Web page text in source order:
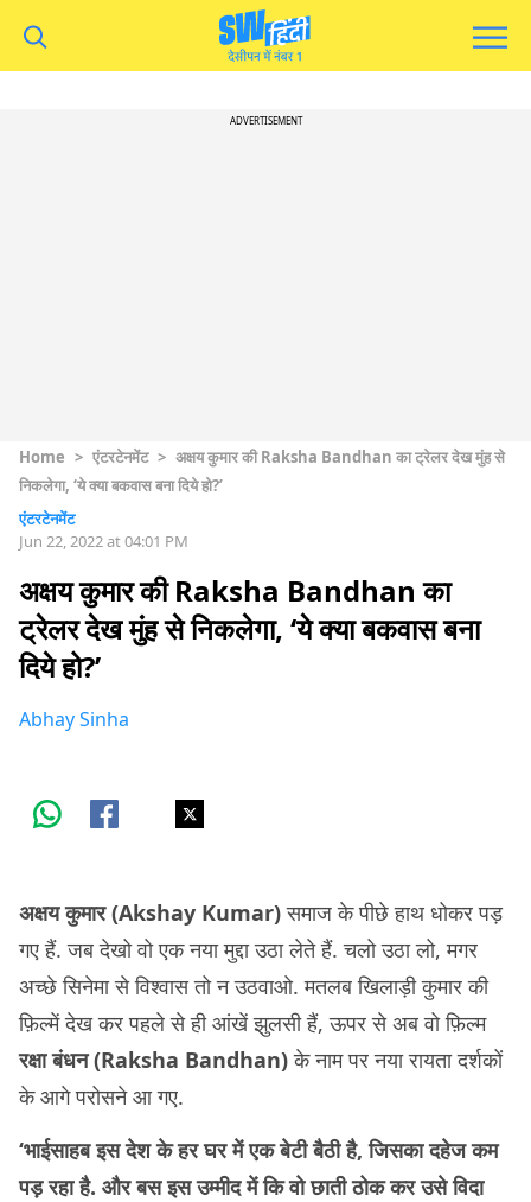
ADVERTISEMENT
Home > एंटरटेनमेंट > अक्षय कुमार की Raksha Bandhan का ट्रेलर देख मुंह से
निकलेगा, ‘ये क्या बकवास बना दिये हो?’
एंटरटेनमेंट
Jun 22, 2022 at 04:01 PM
अक्षय कुमार की Raksha Bandhan का
ट्रेलर देख मुंह से निकलेगा, ‘ये क्या बकवास बना
दिये हो?’
Abhay Sinha
अक्षय कुमार (Akshay Kumar)समाज के पीछे हाथ धोकर पड़
गए हैं. जब देखो वो एक नया मुद्दा उठा लेते हैं. चलो उठा लो, मगर
अच्छे सिनेमा से विश्वास तो न उठवाओ. मतलब खिलाड़ी कुमार की
फ़िल्में देख कर पहले से ही आंखें झुलसी हैं, ऊपर से अब वो फ़िल्म
रक्षा बंधन (Raksha Bandhan)के नाम पर नया रायता दर्शकों
के आगे परोसने आ गए.
‘भाईसाहब इस देश के हर घर में एक बेटी बैठी है, जिसका दहेज कम
पड़ रहा है. और बस इस उम्मीद में कि वो छाती ठोक कर उसे विदा